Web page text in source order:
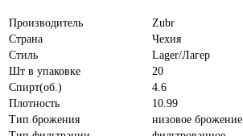
Производитель
Zubr
Страна
Чехия
Стиль
Lager/Лагер
Шт в упаковке
20
Спирт(об.)
4.6
Плотность
10.99
Тип брожения
низовое брожение